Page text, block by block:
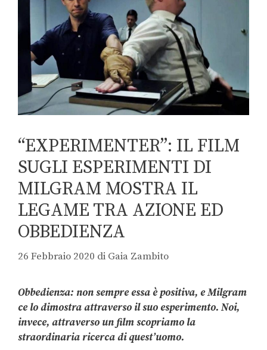
“EXPERIMENTER”: IL FILM
SUGLI ESPERIMENTI DI
MILGRAM MOSTRA IL
LEGAME TRA AZIONE ED
OBBEDIENZA
26 Febbraio 2020 di Gaia Zambito
Obbedienza: non sempre essa è positiva, e Milgram
ce lo dimostra attraverso il suo esperimento. Noi,
invece, attraverso un film scopriamo la
straordinaria ricerca di quest’uomo.